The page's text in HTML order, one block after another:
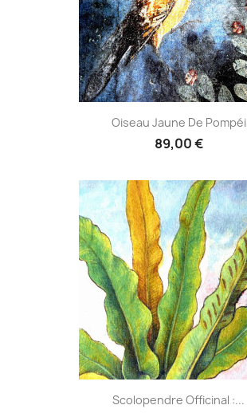
Oiseau Jaune De Pompéi
89,00 €
Scolopendre Officinal :...